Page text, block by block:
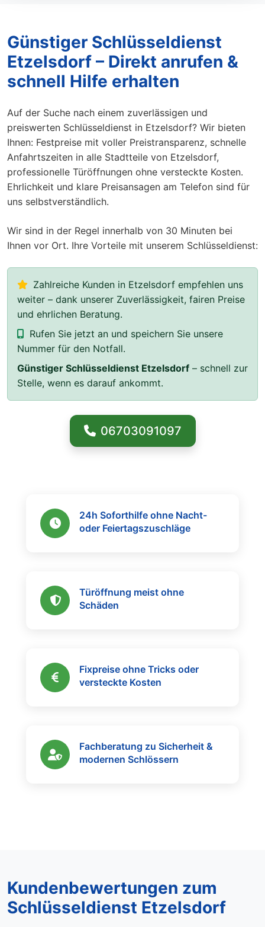
Günstiger Schlüsseldienst
Etzelsdorf – Direkt anrufen &
schnell Hilfe erhalten
Auf der Suche nach einem zuverlässigen und
preiswerten Schlüsseldienst in Etzelsdorf? Wir bieten
Ihnen: Festpreise mit voller Preistransparenz, schnelle
Anfahrtszeiten in alle Stadtteile von Etzelsdorf,
professionelle Türöffnungen ohne versteckte Kosten.
Ehrlichkeit und klare Preisansagen am Telefon sind für
uns selbstverständlich.
Wir sind in der Regel innerhalb von 30 Minuten bei
Ihnen vor Ort. Ihre Vorteile mit unserem Schlüsseldienst:
Zahlreiche Kunden in Etzelsdorf empfehlen uns
weiter – dank unserer Zuverlässigkeit, fairen Preise
und ehrlichen Beratung.
Rufen Sie jetzt an und speichern Sie unsere
Nummer für den Notfall.
Günstiger Schlüsseldienst Etzelsdorf – schnell zur
Stelle, wenn es darauf ankommt.
06703091097
24h Soforthilfe ohne Nacht-
oder Feiertagszuschläge
Türöffnung meist ohne
Schäden
Fixpreise ohne Tricks oder
versteckte Kosten
Fachberatung zu Sicherheit &
modernen Schlössern
Kundenbewertungen zum
Schlüsseldienst Etzelsdorf